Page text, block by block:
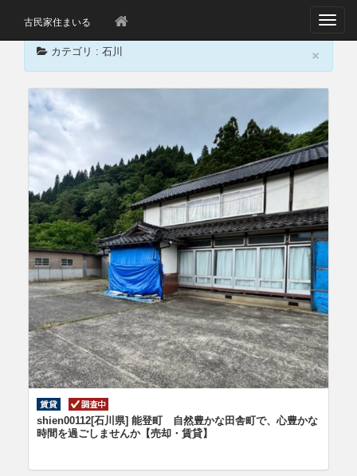
古民家住まいる
T
e
a
v
i
g
a
i
o
n
×
カテゴリ : 石川
shien00112[石川県] 能登町 自然豊かな田舎町で、心豊かな
時間を過ごしませんか【売却・賃貸】